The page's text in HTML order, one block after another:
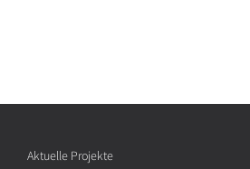
Aktuelle Projekte